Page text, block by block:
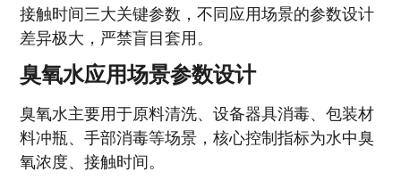
接触时间三大关键参数，不同应用场景的参数设计
差异极大，严禁盲目套用。
臭氧水应用场景参数设计
臭氧水主要用于原料清洗、设备器具消毒、包装材
料冲瓶、手部消毒等场景，核心控制指标为水中臭
氧浓度、接触时间。